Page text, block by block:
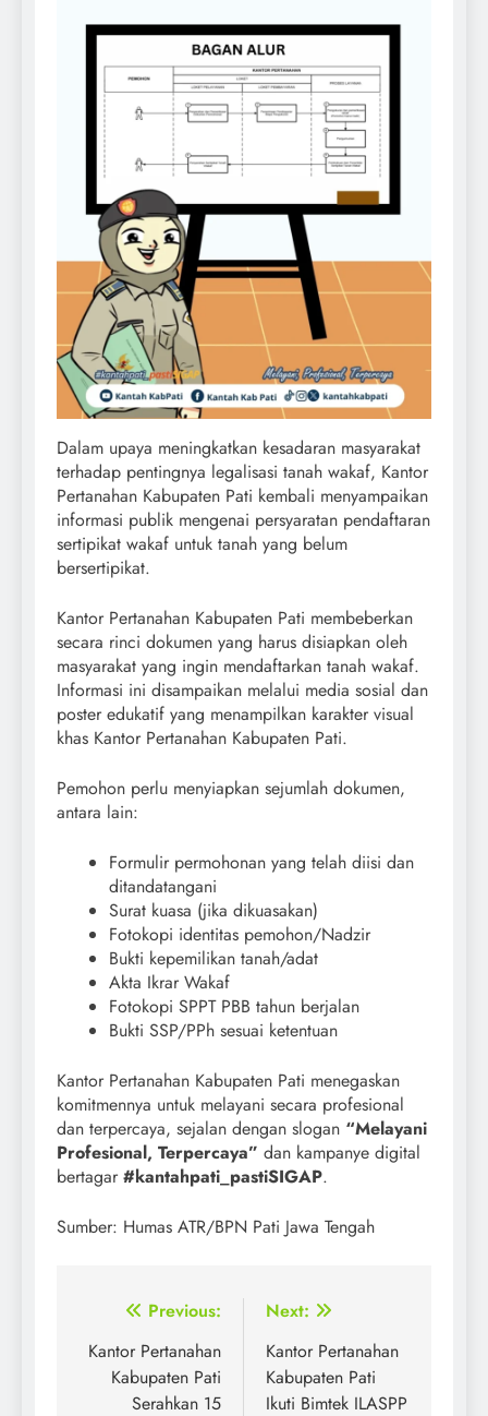
Dalam upaya meningkatkan kesadaran masyarakat
terhadap pentingnya legalisasi tanah wakaf, Kantor
Pertanahan Kabupaten Pati kembali menyampaikan
informasi publik mengenai persyaratan pendaftaran
sertipikat wakaf untuk tanah yang belum
bersertipikat.
Kantor Pertanahan Kabupaten Pati membeberkan
secara rinci dokumen yang harus disiapkan oleh
masyarakat yang ingin mendaftarkan tanah wakaf.
Informasi ini disampaikan melalui media sosial dan
poster edukatif yang menampilkan karakter visual
khas Kantor Pertanahan Kabupaten Pati.
Pemohon perlu menyiapkan sejumlah dokumen,
antara lain:
Formulir permohonan yang telah diisi dan
ditandatangani
Surat kuasa (jika dikuasakan)
Fotokopi identitas pemohon/Nadzir
Bukti kepemilikan tanah/adat
Akta Ikrar Wakaf
Fotokopi SPPT PBB tahun berjalan
Bukti SSP/PPh sesuai ketentuan
Kantor Pertanahan Kabupaten Pati menegaskan
komitmennya untuk melayani secara profesional
dan terpercaya, sejalan dengan slogan “Melayani
Profesional, Terpercaya” dan kampanye digital
bertagar #kantahpati_pastiSIGAP.
Sumber: Humas ATR/BPN Pati Jawa Tengah
Post
navigation
Previous:
Kantor Pertanahan
Kabupaten Pati
Serahkan 15
Next:
Kantor Pertanahan
Kabupaten Pati
Ikuti Bimtek ILASPP